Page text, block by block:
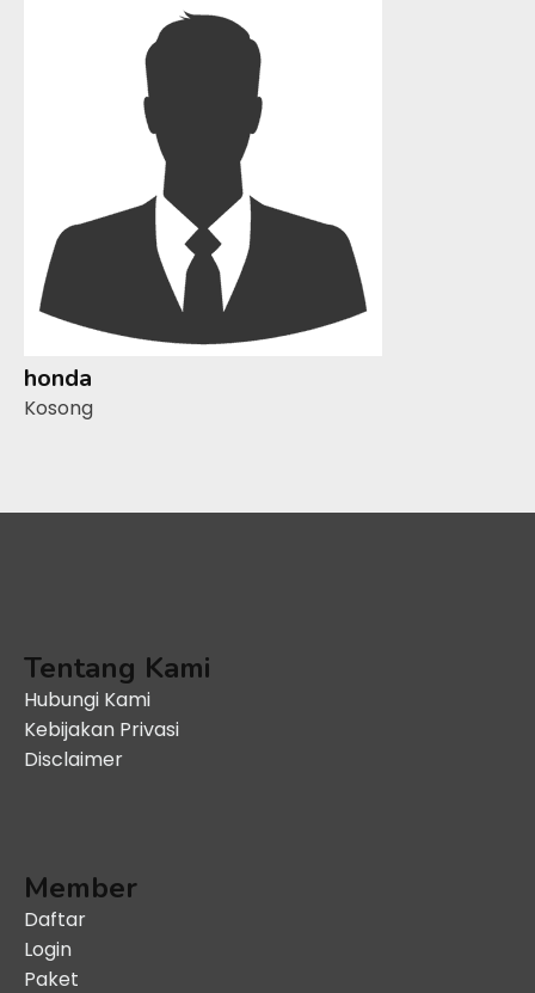
honda
Kosong
Tentang Kami
Hubungi Kami
Kebijakan Privasi
Disclaimer
Member
Daftar
Login
Paket